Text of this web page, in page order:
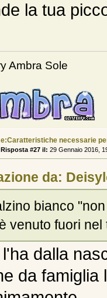
la tua
Ambra Sole
necessarie
Risposta #27 il: 29 Gennaio 2016,
da:
bianco
venuto fuori
dalla
da famiglia